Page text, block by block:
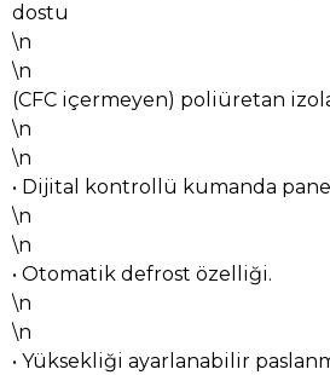
dostu
\n
\n
(CFC içermeyen) poliüretan
\n
\n
• Dijital kontrollü kumanda
\n
\n
• Otomatik defrost özelliği.
\n
\n
• Yüksekliği ayarlanabilir